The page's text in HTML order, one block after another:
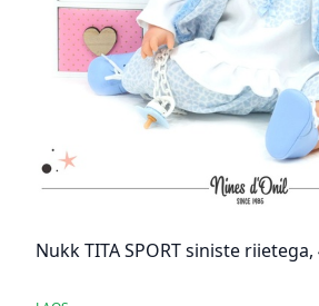
Nukk TITA SPORT siniste riietega,